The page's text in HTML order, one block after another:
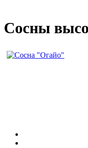
Сосны